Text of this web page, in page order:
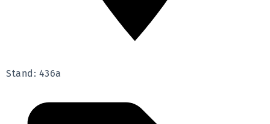
Stand: 436a